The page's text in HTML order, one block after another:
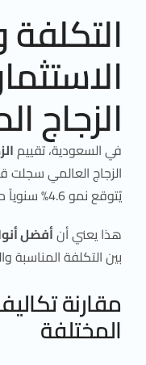
التكلفة
الزجاج
في السعودية، تقييم
يُتوقع نمو 4.6% سنوياً حتى 2030.
هذا يعني أنأفضل
بين التكلفة المناسبة
مقارنة
المختلفة